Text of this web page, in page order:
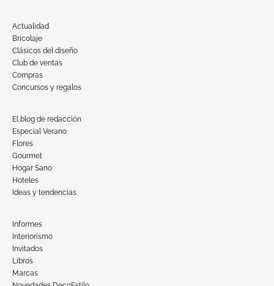
Actualidad
Bricolaje
Clásicos del diseño
Club de ventas
Compras
Concursos y regalos
El blog de redacción
Especial Verano
Flores
Gourmet
Hogar Sano
Hoteles
Ideas y tendencias
Informes
Interiorismo
Invitados
Libros
Marcas